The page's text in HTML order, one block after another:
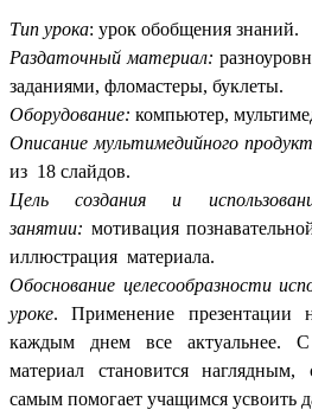
Тип урока: урок обобщения знаний.
Раздаточный материал:
заданиями, фломастеры, буклеты.
Оборудование: компьютер,
Описание мультимедийного
из 18 слайдов.
Цель создания и
занятии: мотивация
иллюстрация материала.
Обоснование целесообразности
уроке. Применение презентации
каждым днем все актуальнее.
материал становится наглядным,
самым помогает учащимся усвоить